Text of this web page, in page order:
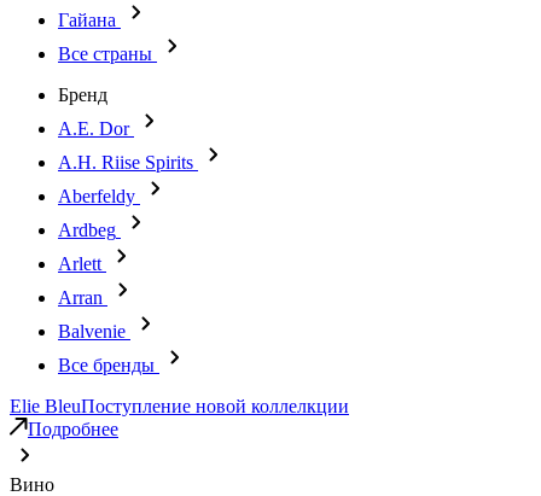
Гайана
Все страны
Бренд
A.E. Dor
A.H. Riise Spirits
Aberfeldy
Ardbeg
Arlett
Arran
Balvenie
Все бренды
Elie BleuПоступление новой коллелкции
Подробнее
Вино